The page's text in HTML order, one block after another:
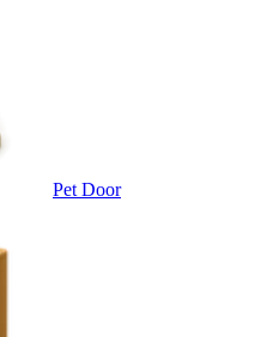
Pet Door